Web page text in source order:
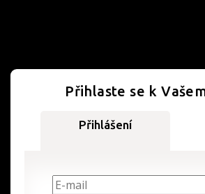
Přihlaste se k
Přihlášení